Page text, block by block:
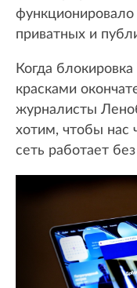
приватных и
Когда
красками
журналисты
хотим, чтобы нас
сеть работает